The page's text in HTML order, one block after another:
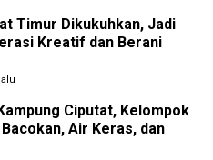
Timur Dikukuhkan, Jadi
Kreatif dan Berani
Ciputat, Kelompok
Air Keras, dan